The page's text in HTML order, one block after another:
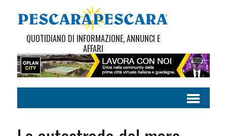
QUOTIDIANO DI INFORMAZIONE, ANNUNCI E
AFFARI